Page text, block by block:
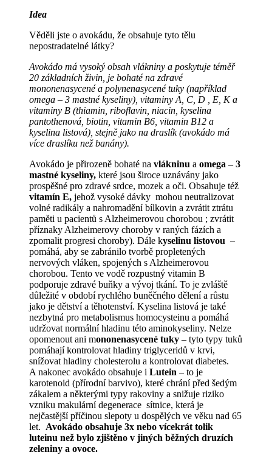
Idea
Věděli jste o avokádu, že obsahuje tyto tělu
nepostradatelné látky?
Avokádo má vysoký obsah vlákniny a poskytuje téměř
20 základních živin, je bohaté na zdravé
mononenasycené a polynenasycené tuky (například
omega – 3 mastné kyseliny), vitaminy A, C, D , E, K a
vitaminy B (thiamin, riboflavin, niacin, kyselina
pantothenová, biotin, vitamin B6, vitamin B12 a
kyselina listová), stejně jako na draslík (avokádo má
více draslíku než banány).
Avokádo je přirozeně bohaté na vlákninu a omega – 3
mastné kyseliny, které jsou široce uznávány jako
prospěšné pro zdravé srdce, mozek a oči. Obsahuje též
vitamín E, jehož vysoké dávky mohou neutralizovat
volné radikály a nahromadění bílkovin a zvrátit ztrátu
paměti u pacientů s Alzheimerovou chorobou ; zvrátit
příznaky Alzheimerovy choroby v raných fázích a
zpomalit progresi choroby). Dále kyselinu listovou –
pomáhá, aby se zabránilo tvorbě propletených
nervových vláken, spojených s Alzheimerovou
chorobou. Tento ve vodě rozpustný vitamin B
podporuje zdravé buňky a vývoj tkání. To je zvláště
důležité v období rychlého buněčného dělení a růstu
jako je dětství a těhotenství. Kyselina listová je také
nezbytná pro metabolismus homocysteinu a pomáhá
udržovat normální hladinu této aminokyseliny. Nelze
opomenout ani mononenasycené tuky – tyto typy tuků
pomáhají kontrolovat hladiny triglyceridů v krvi,
snížovat hladiny cholesterolu a kontrolovat diabetes.
A nakonec avokádo obsahuje i Lutein – to je
karotenoid (přírodní barvivo), které chrání před šedým
zákalem a některými typy rakoviny a snižuje riziko
vzniku makulární degenerace sítnice, která je
nejčastější příčinou slepoty u dospělých ve věku nad 65
let. Avokádo obsahuje 3x nebo vícekrát tolik
luteinu než bylo zjištěno v jiných běžných druzích
zeleniny a ovoce.